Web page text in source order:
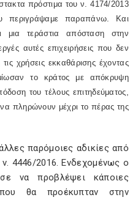
πρόστιμα του ν. 4174/2013
περιγράψαμε παραπάνω. Και
μια τεράστια απόσταση στην
αυτές επιχειρήσεις που δεν
χρήσεις εκκαθάρισης έχοντας
το κράτος με απόκρυψη
του τέλους επιτηδεύματος,
πληρώνουν μέχρι το πέρας της
παρόμοιες αδικίες από
ν. 4446/2016. Ενδεχομένως ο
να προβλέψει κάποιες
που θα προέκυπταν στην